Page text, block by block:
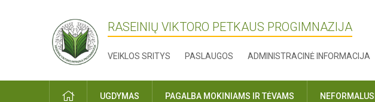
RASEINIŲ VIKTORO PETKAUS PROGIMNAZIJA
VEIKLOS SRITYS PASLAUGOS ADMINISTRACINĖ INFORMACIJA
PRADŽIAUGDYMAS PAGALBA MOKINIAMS IR TĖVAMS